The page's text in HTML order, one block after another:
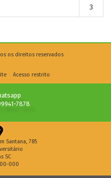
3
os direitos reservados
Acesso restrito
7878
Santana, 785
SC
000